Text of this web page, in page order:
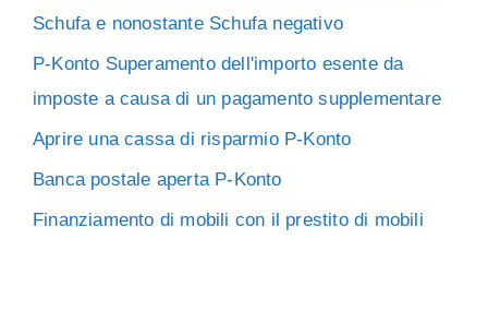
Schufa e nonostante Schufa negativo
P-Konto Superamento dell'importo esente da
imposte a causa di un pagamento supplementare
Aprire una cassa di risparmio P-Konto
Banca postale aperta P-Konto
Finanziamento di mobili con il prestito di mobili